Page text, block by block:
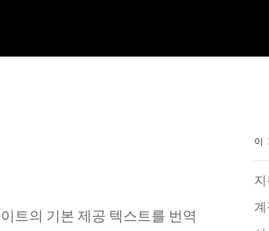
트의 기본 제공 텍스트를 번역
이